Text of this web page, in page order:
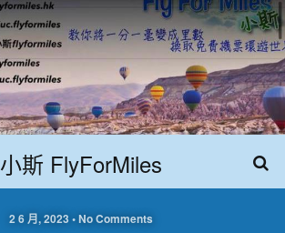
小斯 FlyForMiles
2 6 月, 2023 • No Comments